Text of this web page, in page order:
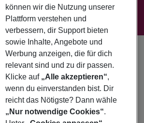
für 2026
können wir die Nutzung unserer
Plattform verstehen und
verbessern, dir Support bieten
sowie Inhalte, Angebote und
Werbung anzeigen, die für dich
relevant sind und zu dir passen.
Klicke auf „Alle akzeptieren“,
wenn du einverstanden bist. Dir
reicht das Nötigste? Dann wähle
„Nur notwendige Cookies“.